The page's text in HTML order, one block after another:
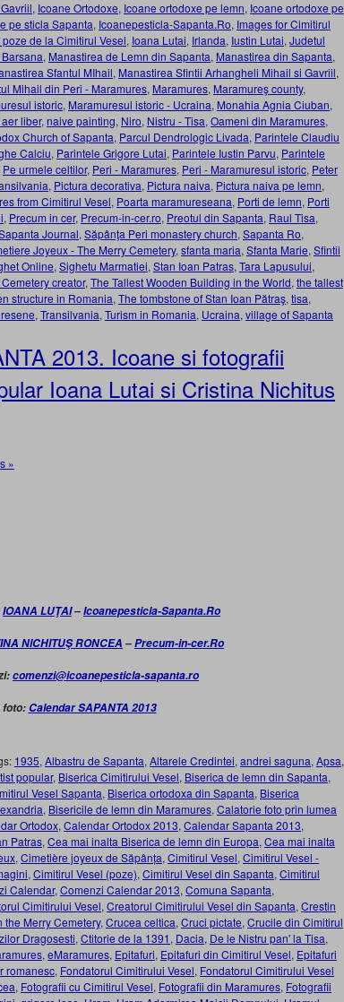
, Icoane Ortodoxe, Icoane ortodoxe pe lemn, Icoane ortodoxe pe
pe sticla Sapanta, Icoanepesticla-Sapanta.Ro, Images for Cimitirul
de la Cimitirul Vesel, Ioana Lutai, Irlanda, Iustin Lutai, Judetul
, Manastirea de Lemn din Sapanta, Manastirea din Sapanta,
Sfantul MIhail, Manastirea Sfintii Arhangheli Mihail si Gavriil,
Mihail din Peri - Maramures, Maramures, Maramureş county,
istoric, Maramuresul istoric - Ucraina, Monahia Agnia Ciuban,
liber, naive painting, Niro, Nistru - Tisa, Oameni din Maramures,
Church of Sapanta, Parcul Dendrologic Livada, Parintele Claudiu
Calciu, Parintele Grigore Lutai, Parintele Iustin Parvu, Parintele
Pe urmele celtilor, Peri - Maramures, Peri - Maramuresul istoric, Peter
, Pictura decorativa, Pictura naiva, Pictura naiva pe lemn,
from Cimitirul Vesel, Poarta maramureseana, Porti de lemn, Porti
, Precum in cer, Precum-in-cer.ro, Preotul din Sapanta, Raul Tisa,
Journal, Săpânţa Peri monastery church, Sapanta Ro,
Joyeux - The Merry Cemetery, sfanta maria, Sfanta Marie, Sfintii
Online, Sighetu Marmatiei, Stan Ioan Patras, Tara Lapusului,
creator, The Tallest Wooden Building in the World, the tallest
structure in Romania, The tombstone of Stan Ioan Pătraş, tisa,
, Transilvania, Turism in Romania, Ucraina, village of Sapanta
2013. Icoane si fotografii
Ioana Lutai si Cristina Nichitus
»
IOANA LUŢAI–Icoanepesticla-Sapanta.Ro
NICHITUŞ RONCEA –Precum-in-cer.Ro
comenzi@icoanepesticla-sapanta.ro
foto: Calendar SAPANTA 2013
1935, Albastru de Sapanta, Altarele Credintei, andrei saguna, Apsa,
popular, Biserica Cimitirului Vesel, Biserica de lemn din Sapanta,
Vesel Sapanta, Biserica ortodoxa din Sapanta, Biserica
, Bisericile de lemn din Maramures, Calatorie foto prin lumea
Ortodox, Calendar Ortodox 2013, Calendar Sapanta 2013,
Patras, Cea mai inalta Biserica de lemn din Europa, Cea mai inalta
, Cimetière joyeux de Săpânța, Cimitirul Vesel, Cimitirul Vesel -
, Cimitirul Vesel (poze), Cimitirul Vesel din Sapanta, Cimitirul
Calendar, Comenzi Calendar 2013, Comuna Sapanta,
Cimitirului Vesel, Creatorul Cimitirului Vesel din Sapanta, Crestin
the Merry Cemetery, Crucea celtica, Cruci pictate, Crucile din Cimitirul
Dragosesti, Ctitorie de la 1391, Dacia, De le Nistru pan' la Tisa,
, eMaramures, Epitafuri, Epitafuri din Cimitirul Vesel, Epitafuri
romanesc, Fondatorul Cimitirului Vesel, Fondatorul Cimitirului Vesel
, Fotografii cu Cimitirul Vesel, Fotografii din Maramures, Fotografii